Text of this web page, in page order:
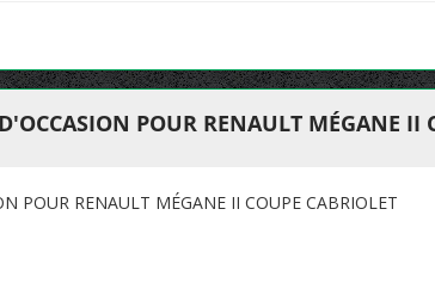
POUR RENAULT MÉGANE II
POUR RENAULT MÉGANE II COUPE CABRIOLET